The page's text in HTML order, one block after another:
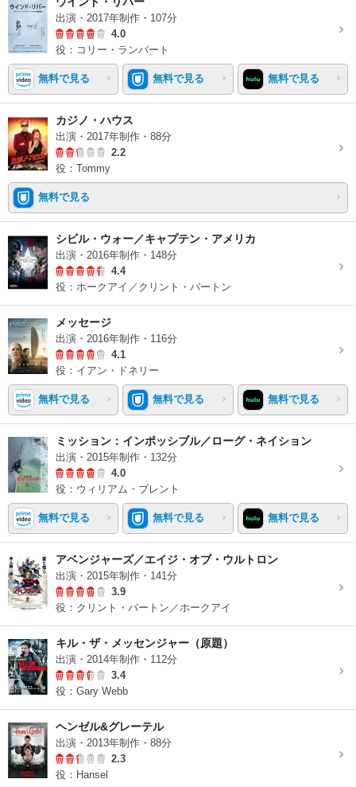
出演・2017年制作・107分
4.0
役：コリー・ランバート
無料で見る 無料で見る 無料で見る
カジノ・ハウス
出演・2017年制作・88分
2.2
役：Tommy
無料で見る
シビル・ウォー／キャプテン・アメリカ
出演・2016年制作・148分
4.4
役：ホークアイ／クリント・バートン
メッセージ
出演・2016年制作・116分
4.1
役：イアン・ドネリー
無料で見る 無料で見る 無料で見る
ミッション：インポッシブル／ローグ・ネイション
出演・2015年制作・132分
4.0
役：ウィリアム・ブレント
無料で見る 無料で見る 無料で見る
アベンジャーズ／エイジ・オブ・ウルトロン
出演・2015年制作・141分
3.9
役：クリント・バートン／ホークアイ
キル・ザ・メッセンジャー（原題）
出演・2014年制作・112分
3.4
役：Gary Webb
ヘンゼル&グレーテル
出演・2013年制作・88分
2.3
役：Hansel